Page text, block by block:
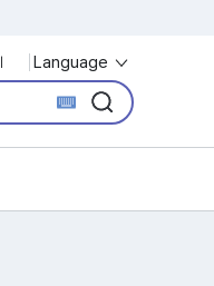
Language
검색
검색